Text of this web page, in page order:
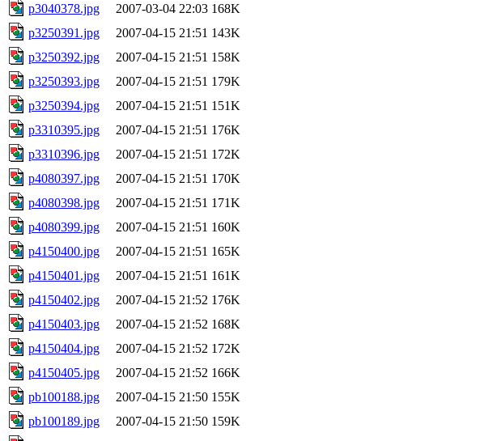
p3040378.jpg
2007-03-04 22:03 168K
p3250391.jpg
2007-04-15 21:51 143K
p3250392.jpg
2007-04-15 21:51 158K
p3250393.jpg
2007-04-15 21:51 179K
p3250394.jpg
2007-04-15 21:51 151K
p3310395.jpg
2007-04-15 21:51 176K
p3310396.jpg
2007-04-15 21:51 172K
p4080397.jpg
2007-04-15 21:51 170K
p4080398.jpg
2007-04-15 21:51 171K
p4080399.jpg
2007-04-15 21:51 160K
p4150400.jpg
2007-04-15 21:51 165K
p4150401.jpg
2007-04-15 21:51 161K
p4150402.jpg
2007-04-15 21:52 176K
p4150403.jpg
2007-04-15 21:52 168K
p4150404.jpg
2007-04-15 21:52 172K
p4150405.jpg
2007-04-15 21:52 166K
pb100188.jpg
2007-04-15 21:50 155K
pb100189.jpg
2007-04-15 21:50 159K